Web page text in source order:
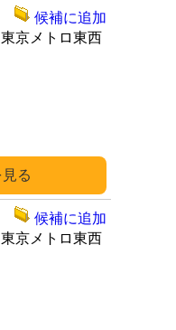
東京メトロ東西
候補に追加
東京メトロ東西
候補に追加